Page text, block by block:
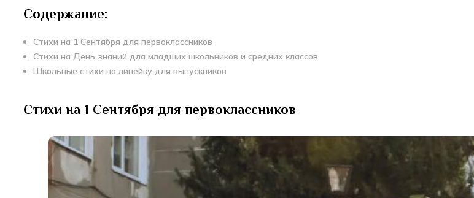
Содержание:
Стихи на 1 Сентября для первоклассников
Стихи на День знаний для младших школьников и средних классов
Школьные стихи на линейку для выпускников
Стихи на 1 Сентября для первоклассников